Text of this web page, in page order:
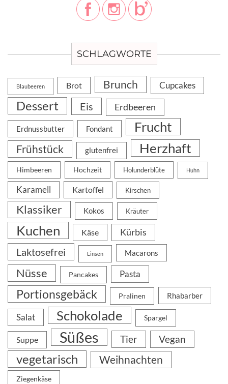
SCHLAGWORTE
Blaubeeren Brot Brunch Cupcakes
Dessert Eis Erdbeeren
Erdnussbutter Fondant Frucht
Frühstück glutenfrei Herzhaft
Himbeeren Hochzeit Holunderblüte Huhn
Karamell Kartoffel Kirschen
Klassiker Kokos Kräuter
Kuchen Käse Kürbis
Laktosefrei Linsen Macarons
Nüsse Pancakes Pasta
Portionsgebäck Pralinen Rhabarber
Salat Schokolade Spargel
Suppe Süßes Tier Vegan
vegetarisch Weihnachten
Ziegenkäse